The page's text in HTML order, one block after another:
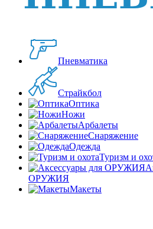
Пневматика
Страйкбол
Оптика
Ножи
Арбалеты
Снаряжение
Одежда
Туризм и
ОРУЖИЯ
Макеты